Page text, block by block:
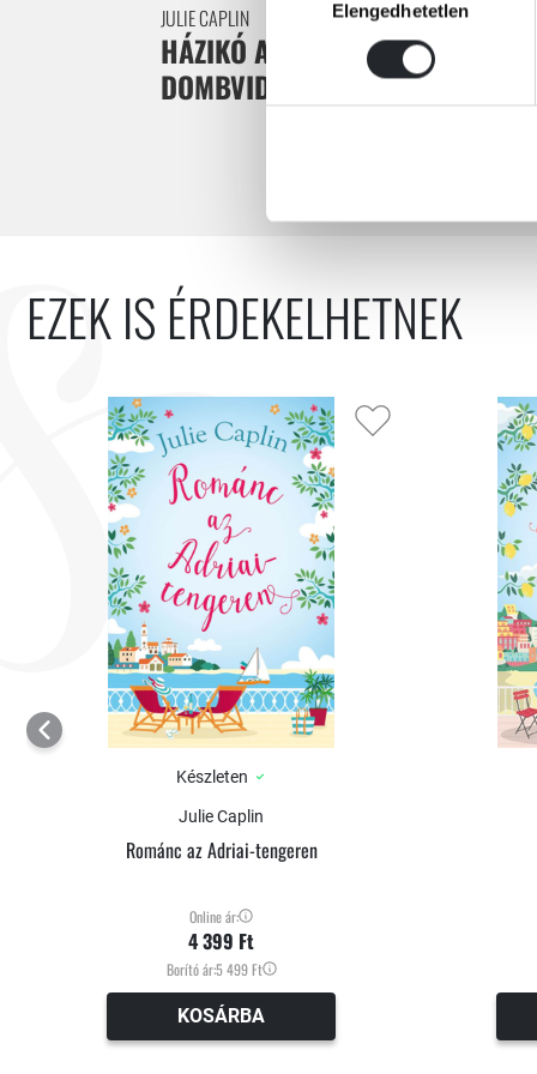
kiválasztásaElengedhetetlen
JULIE CAPLIN
HÁZIKÓ AZ ÍR
DOMBVIDÉKEN
EZEK IS ÉRDEKELHETNEK
Készleten
Julie Caplin
Románc az Adriai-tengeren
Online ár:
4 399 Ft
Borító ár:5 499 Ft
KOSÁRBA